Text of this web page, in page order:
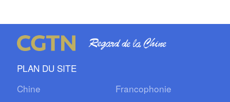
PLAN DU SITE
Chine
Francophonie